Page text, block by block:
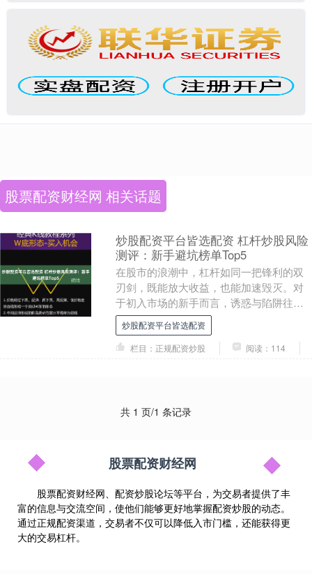
股票配资财经网 相关话题
炒股配资平台皆选配资 杠杆炒股风险
测评：新手避坑榜单Top5
在股市的浪潮中，杠杆如同一把锋利的双
刃剑，既能放大收益，也能加速毁灭。对
于初入市场的新手而言，诱惑与陷阱往往
并存。本文旨在通过风险测评，揭示杠杆
炒股中最常见的五....
炒股配资平台皆选配资
栏目：正规配资炒股
阅读：114
共 1 页/1 条记录
股票配资财经网
股票配资财经网、配资炒股论坛等平台，为交易者提供了丰
富的信息与交流空间，使他们能够更好地掌握配资炒股的动态。
通过正规配资渠道，交易者不仅可以降低入市门槛，还能获得更
大的交易杠杆。